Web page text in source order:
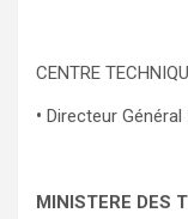
CENTRE
• Directeur Général
MINISTERE DES